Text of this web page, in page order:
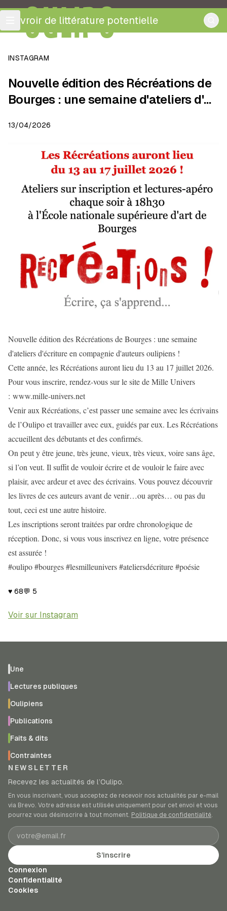
OULIPO
ouvroir de littérature potentielle
INSTAGRAM
Nouvelle édition des Récréations de
Bourges : une semaine d'ateliers d'…
13/04/2026
Nouvelle édition des Récréations de Bourges : une semaine
d'ateliers d'écriture en compagnie d'auteurs oulipiens !
Cette année, les Récréations auront lieu du 13 au 17 juillet 2026.
Pour vous inscrire, rendez-vous sur le site de Mille Univers
: www.mille-univers.net
Venir aux Récréations, c’est passer une semaine avec les écrivains
de l’Oulipo et travailler avec eux, guidés par eux. Les Récréations
accueillent des débutants et des confirmés.
On peut y être jeune, très jeune, vieux, très vieux, voire sans âge,
si l’on veut. Il suffit de vouloir écrire et de vouloir le faire avec
plaisir, avec ardeur et avec des écrivains. Vous pouvez découvrir
les livres de ces auteurs avant de venir…ou après… ou pas du
tout, ceci est une autre histoire.
Les inscriptions seront traitées par ordre chronologique de
réception. Donc, si vous vous inscrivez en ligne, votre présence
est assurée !
#oulipo #bourges #lesmilleunivers #ateliersdécriture #poésie
♥ 68💬 5
Voir sur Instagram
Une
Lectures publiques
Oulipiens
Publications
Faits & dits
Contraintes
NEWSLETTER
Recevez les actualités de l’Oulipo.
En vous inscrivant, vous acceptez de recevoir nos actualités par e-mail
via Brevo. Votre adresse est utilisée uniquement pour cet envoi et vous
pourrez vous désinscrire à tout moment. Politique de confidentialité.
Adresse e-mail
S’inscrire
Connexion
Confidentialité
Cookies